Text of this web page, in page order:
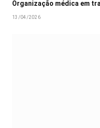
Organização médica em
13/04/2026